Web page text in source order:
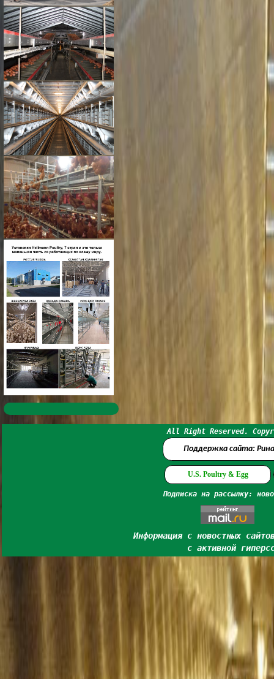
All Right Reserved.
Поддержка сайта:
U.S. Poultry & Egg
Подписка на рассылку:
Информация с новостных
с активной